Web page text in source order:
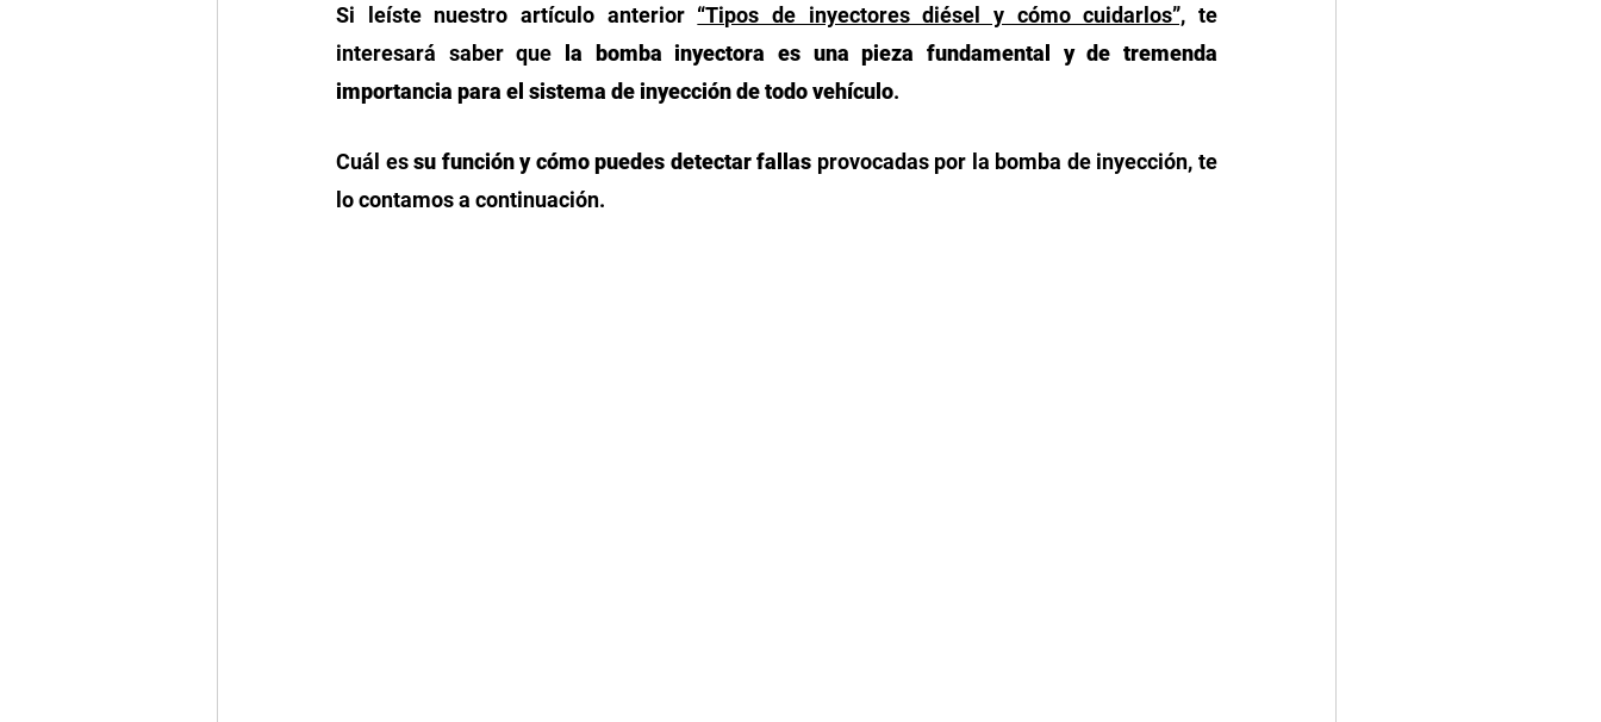
Si leíste nuestro artículo anterior “Tipos de inyectores diésel y cómo cuidarlos”, te
interesará saber que
la bomba inyectora es una pieza fundamental y de tremenda
importancia para el sistema de inyección de todo vehículo.
Cuál es su función y cómo puedes detectar fallas provocadas por la bomba de inyección, te
lo contamos a continuación.